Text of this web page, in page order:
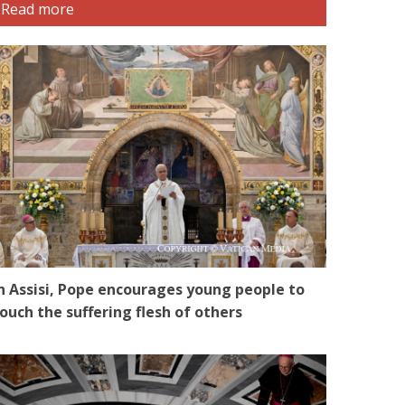
Read more
Assisi, Pope encourages young people to
the suffering flesh of others